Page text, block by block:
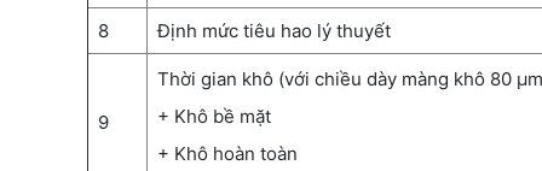
8
Định mức tiêu hao lý thuyết
9
Thời gian khô (với chiều dày màng khô 80
+ Khô bề mặt
+ Khô hoàn toàn